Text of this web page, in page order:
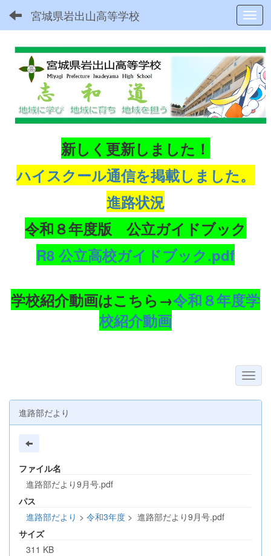
宮城県岩出山高等学校
新しく更新しました！
ハイスクール通信を掲載しました。
進路状況
令和８年度版 公立ガイドブック
R8 公立高校ガイドブック.pdf
学校紹介動画はこちら→令和８年度学
校紹介動画
進路部だより
ファイル名
進路部だより9月号.pdf
パス
進路部だより > 令和3年度 > 進路部だより9月号.pdf
サイズ
311 KB